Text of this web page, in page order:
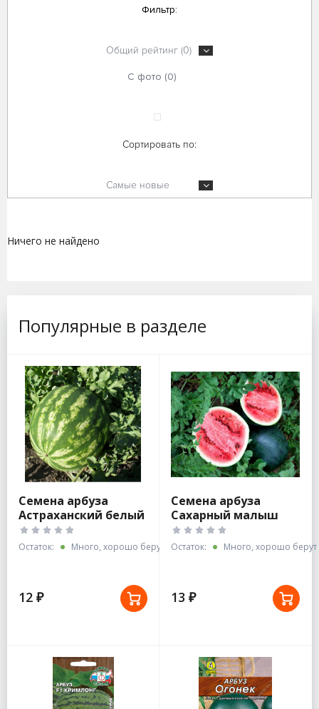
Фильтр:
Общий рейтинг (0)
С фото (0)
Сортировать по:
Самые новые
Ничего не найдено
Популярные в разделе
Семена арбуза
Астраханский белый
пакет 1г
Остаток: Много, хорошо берут
12 ₽
Семена арбуза
Сахарный малыш
15шт белый пакет
Остаток: Много, хорошо берут
13 ₽